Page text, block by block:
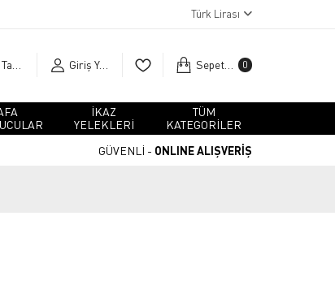
Türk Lirası
Giriş Yap Sepetim 0
İKAZ
YELEKLERİ
TÜM
KATEGORİLER
GÜVENLİ - ONLINE ALIŞVERİŞ